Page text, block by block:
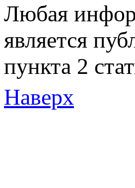
Любая
является
пункта 2
Наверх